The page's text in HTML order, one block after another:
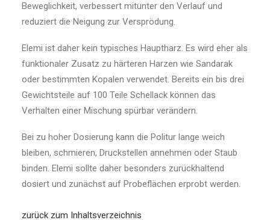
Beweglichkeit, verbessert mitunter den Verlauf und
reduziert die Neigung zur Versprödung.
Elemi ist daher kein typisches Hauptharz. Es wird eher als
funktionaler Zusatz zu härteren Harzen wie Sandarak
oder bestimmten Kopalen verwendet. Bereits ein bis drei
Gewichtsteile auf 100 Teile Schellack können das
Verhalten einer Mischung spürbar verändern.
Bei zu hoher Dosierung kann die Politur lange weich
bleiben, schmieren, Druckstellen annehmen oder Staub
binden. Elemi sollte daher besonders zurückhaltend
dosiert und zunächst auf Probeflächen erprobt werden.
zurück zum Inhaltsverzeichnis